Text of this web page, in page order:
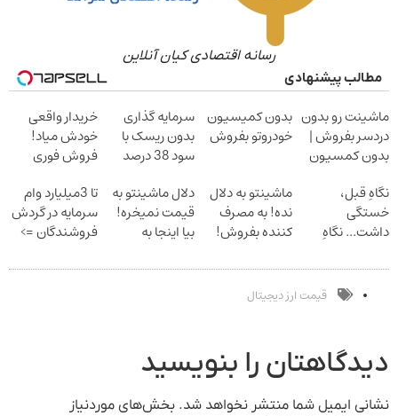
رسانه اقتصادی کیان آنلاین
مطالب پیشنهادی
ماشینت رو بدون
دردسر بفروش |
بدون کمسیون
بدون کمیسیون
خودروتو بفروش
سرمایه گذاری
بدون ریسک با
سود 38 درصد
خریدار واقعی
خودش میاد!
فروش فوری
مکانیک
نگاهِ قبل،
خستگی
داشت... نگاهِ
بلفا با 25%
تخفیف
ماشینتو به دلال
نده! به مصرف
کننده بفروش!
یک تماس
دلال ماشینتو به
قیمت نمیخره!
بیا اینجا به
بفروش*فقط
تا 3میلیارد وام
سرمایه در گردش
فروشندگان =>
ثبت کن
قیمت ارز دیجیتال
دیدگاهتان را بنویسید
نشانی ایمیل شما منتشر نخواهد شد. بخش‌های موردنیاز